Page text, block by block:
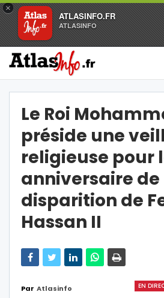
×
ATLASINFO.FR
ATLASINFO
Le Roi
préside une
religieuse pour
anniversaire de
disparition de
Hassan II
EN
Par Atlasinfo